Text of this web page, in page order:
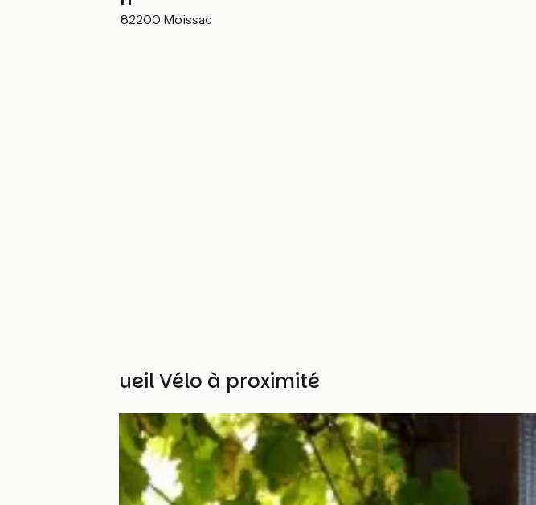
1167 Côte Pignols 82200 Moissac
Autres Accueil Vélo à proximité